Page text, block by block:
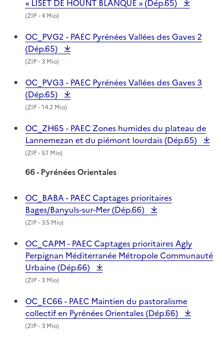
« LISET DE HOUNT BLANQUE » (Dép.65)
(ZIP- 4 Mio)
OC_PVG2 - PAEC Pyrénées Vallées des Gaves 2
(Dép.65)
(ZIP- 3 Mio)
OC_PVG3 - PAEC Pyrénées Vallées des Gaves 3
(Dép.65)
(ZIP- 14.2 Mio)
OC_ZH65 - PAEC Zones humides du plateau de
Lannemezan et du piémont lourdais (Dép.65)
(ZIP- 5.1 Mio)
66 - Pyrénées Orientales
OC_BABA - PAEC Captages prioritaires
Bages/Banyuls-sur-Mer (Dép.66)
(ZIP- 3.5 Mio)
OC_CAPM - PAEC Captages prioritaires Agly
Perpignan Méditerranée Métropole Communauté
Urbaine (Dép.66)
(ZIP- 3 Mio)
OC_EC66 - PAEC Maintien du pastoralisme
collectif en Pyrénées Orientales (Dép.66)
(ZIP- 3 Mio)